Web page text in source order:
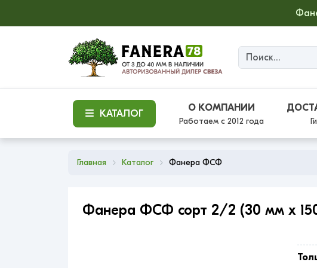
КАТАЛОГ
О КОМПАНИИ
Работаем с 2012 года
Главная Каталог Фанера ФСФ
Фанера ФСФ сорт 2/2 (30 мм x